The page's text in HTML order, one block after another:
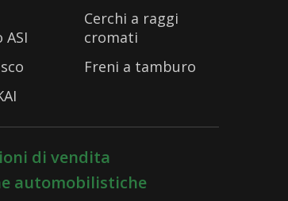
Cerchi a raggi
cromati
Freni a tamburo
di vendita
automobilistiche